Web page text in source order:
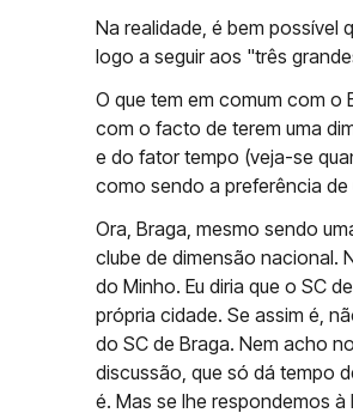
Na realidade, é bem possível
logo a seguir aos "três
O que tem em comum com o
com o facto de terem uma
e do fator tempo (veja-se
como sendo a preferência
Ora, Braga, mesmo sendo
clube de dimensão nacional.
do Minho. Eu diria que o SC
própria cidade. Se assim é,
do SC de Braga. Nem acho
discussão, que só dá tempo
é. Mas se lhe respondemos